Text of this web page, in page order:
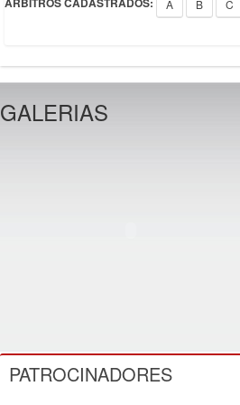
A B C
GALERIAS
PATROCINADORES